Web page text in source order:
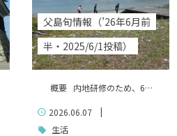
父島旬情報（’26年6月前
半・2025/6/1投稿）
概要 内地研修のため、6…
2026.06.07
|
生活